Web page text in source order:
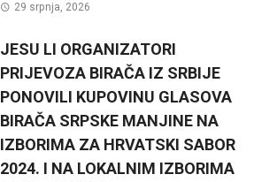
29 srpnja, 2026
JESU LI ORGANIZATORI
PRIJEVOZA BIRAČA IZ SRBIJE
PONOVILI KUPOVINU GLASOVA
BIRAČA SRPSKE MANJINE NA
IZBORIMA ZA HRVATSKI SABOR
2024. I NA LOKALNIM IZBORIMA